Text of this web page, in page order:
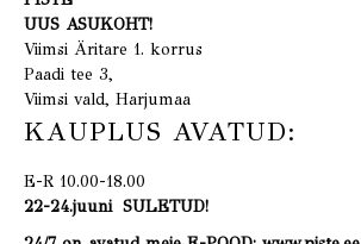
UUS ASUKOHT!
Viimsi Äritare 1. korrus
Paadi tee 3,
Viimsi vald, Harjumaa
KAUPLUS AVATUD:
E-R 10.00-18.00
22-24.juuni SULETUD!